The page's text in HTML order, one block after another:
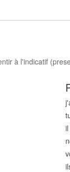
à l'indicatif